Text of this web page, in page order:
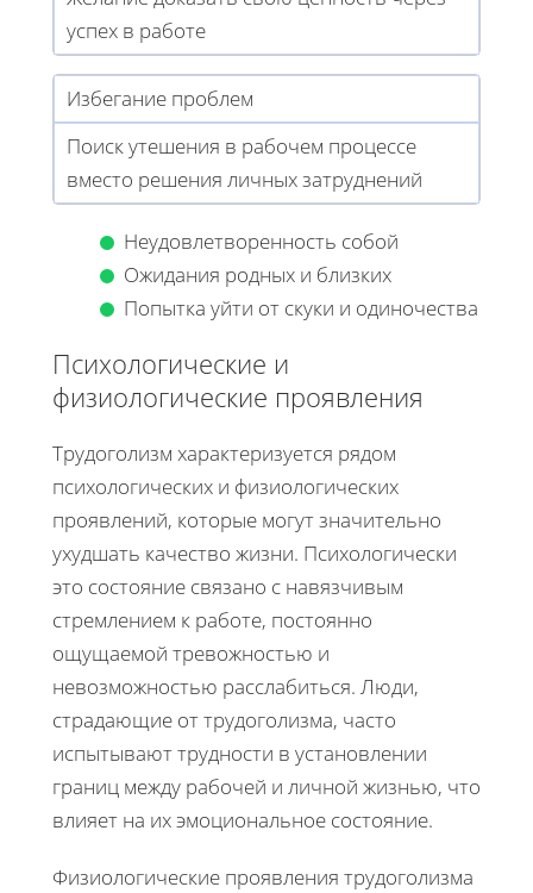
успех в работе
Избегание проблем
Поиск утешения в рабочем процессе
вместо решения личных затруднений
Неудовлетворенность собой
Ожидания родных и близких
Попытка уйти от скуки и одиночества
Психологические и
физиологические проявления
Трудоголизм характеризуется рядом
психологических и физиологических
проявлений, которые могут значительно
ухудшать качество жизни. Психологически
это состояние связано с навязчивым
стремлением к работе, постоянно
ощущаемой тревожностью и
невозможностью расслабиться. Люди,
страдающие от трудоголизма, часто
испытывают трудности в установлении
границ между рабочей и личной жизнью, что
влияет на их эмоциональное состояние.
Физиологические проявления трудоголизма